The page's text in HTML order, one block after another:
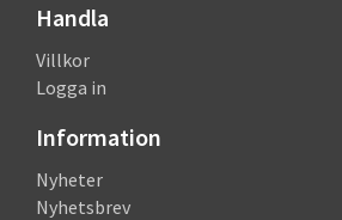
Handla
Villkor
Logga in
Information
Nyheter
Nyhetsbrev